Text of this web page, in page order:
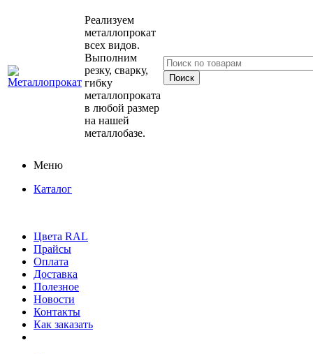
Реализуем
металлопрокат
всех видов.
Выполним
резку, сварку,
гибку
металлопроката
в любой размер
на нашей
металлобазе.
Меню
Каталог
Цвета RAL
Прайсы
Оплата
Доставка
Полезное
Новости
Контакты
Как заказать